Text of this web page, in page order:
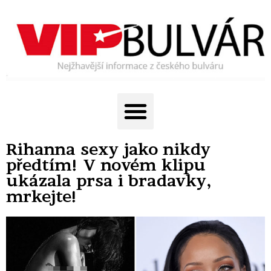
Rihanna sexy jako nikdy
předtím! V novém klipu
ukázala prsa i bradavky,
mrkejte!